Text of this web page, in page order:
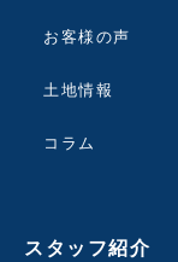
お客様の声
土地情報
コラム
スタッフ紹介